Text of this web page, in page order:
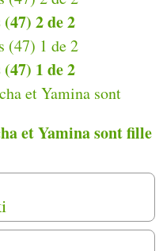
2 de 2
1 de 2
et Yamina sont fille